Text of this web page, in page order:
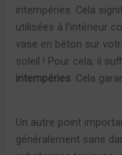
intempéries. Cela
utilisées à l’intérieur
vase en béton sur
soleil ! Pour cela, il
intempéries. Cela
Un autre point
généralement sans